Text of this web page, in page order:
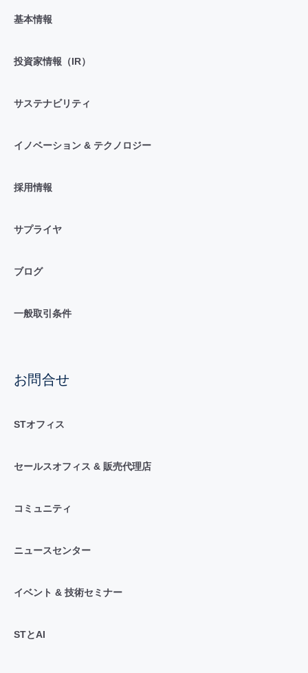
基本情報
投資家情報（IR）
サステナビリティ
イノベーション & テクノロジー
採用情報
サプライヤ
ブログ
一般取引条件
お問合せ
STオフィス
セールスオフィス & 販売代理店
コミュニティ
ニュースセンター
イベント & 技術セミナー
STとAI